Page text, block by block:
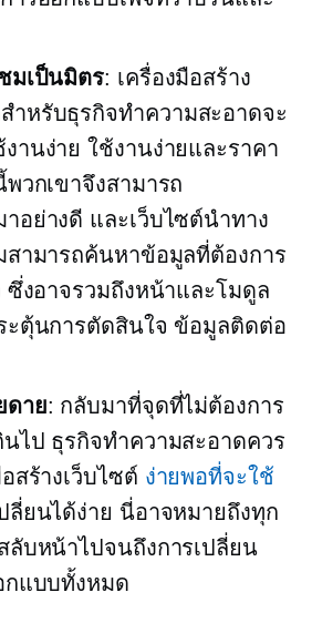
มเป็นมิตร: เครื่องมือสร้าง
ำหรับธุรกิจทำความสะอาดจะ
งานง่าย ใช้งานง่ายและราคา
วกเขาจึงสามารถ
อย่างดี และเว็บไซต์นำทาง
สามารถค้นหาข้อมูลที่ต้องการ
ซึ่งอาจรวมถึงหน้าและโมดูล
ะตุ้นการตัดสินใจ ข้อมูลติดต่อ
ดาย: กลับมาที่จุดที่ไม่ต้องการ
นไป ธุรกิจทำความสะอาดควร
สร้างเว็บไซต์ ง่ายพอที่จะใช้
ลี่ยนได้ง่าย นี่อาจหมายถึงทุก
ลับหน้าไปจนถึงการเปลี่ยน
กแบบทั้งหมด